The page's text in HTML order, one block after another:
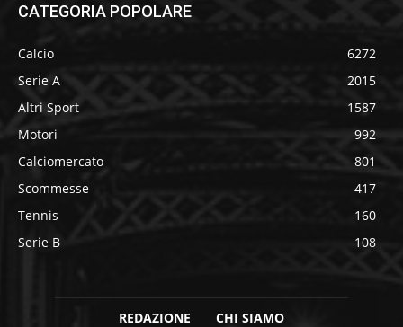
CATEGORIA POPOLARE
Calcio
6272
Serie A
2015
Altri Sport
1587
Motori
992
Calciomercato
801
Scommesse
417
Tennis
160
Serie B
108
REDAZIONE CHI SIAMO